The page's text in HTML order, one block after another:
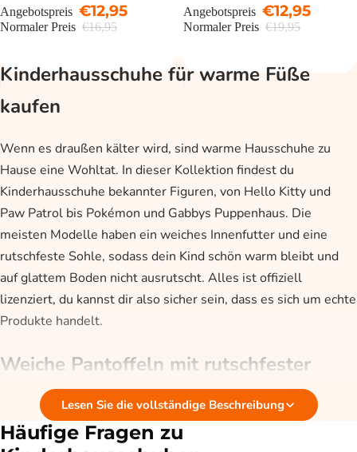
Anna und Olaf
Angebotspreis €12,95
Normaler Preis €16,95
Angebotspreis €12,95
Normaler Preis €19,95
Kinderhausschuhe für warme Füße
kaufen
Wenn es draußen kälter wird, sind warme Hausschuhe zu
Hause eine Wohltat. In dieser Kollektion findest du
Kinderhausschuhe bekannter Figuren, von Hello Kitty und
Paw Patrol bis Pokémon und Gabbys Puppenhaus. Die
meisten Modelle haben ein weiches Innenfutter und eine
rutschfeste Sohle, sodass dein Kind schön warm bleibt und
auf glattem Boden nicht ausrutscht. Alles ist offiziell
lizenziert, du kannst dir also sicher sein, dass es sich um echte
Produkte handelt.
Weiche Pantoffeln mit rutschfester
Sohle
Die Hausschuhe in dieser Kollektion sind gemacht, um schön
Lesen Sie die vollständige Beschreibung
Häufige Fragen zu